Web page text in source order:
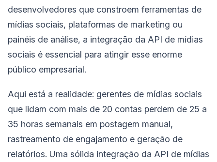
desenvolvedores que constroem ferramentas de
mídias sociais, plataformas de marketing ou
painéis de análise, a integração da API de mídias
sociais é essencial para atingir esse enorme
público empresarial.
Aqui está a realidade: gerentes de mídias sociais
que lidam com mais de 20 contas perdem de 25 a
35 horas semanais em postagem manual,
rastreamento de engajamento e geração de
relatórios. Uma sólida integração da API de mídias